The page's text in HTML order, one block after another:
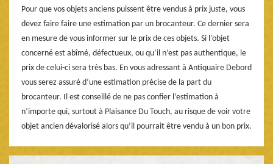
Pour que vos objets anciens puissent être vendus à prix juste, vous
devez faire faire une estimation par un brocanteur. Ce dernier sera
en mesure de vous informer sur le prix de ces objets. Si l’objet
concerné est abîmé, défectueux, ou qu’il n’est pas authentique, le
prix de celui-ci sera très bas. En vous adressant à Antiquaire Debord
vous serez assuré d’une estimation précise de la part du
brocanteur. Il est conseillé de ne pas confier l’estimation à
n’importe qui, surtout à Plaisance Du Touch, au risque de voir votre
objet ancien dévalorisé alors qu’il pourrait être vendu à un bon prix.